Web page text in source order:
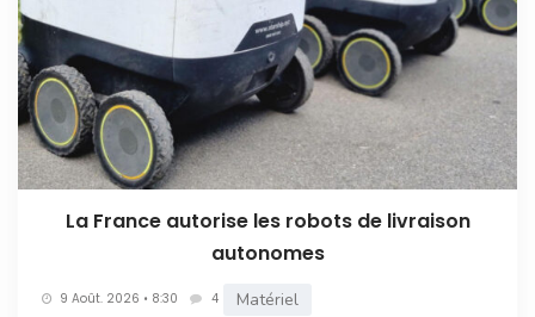
La France autorise les robots de livraison
autonomes
9 Août. 2026 • 8:30 4 Matériel